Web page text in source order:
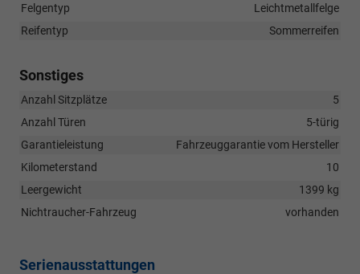
Felgentyp
Leichtmetallfelge
Reifentyp
Sommerreifen
Sonstiges
Anzahl Sitzplätze
5
Anzahl Türen
5-türig
Garantieleistung
Fahrzeuggarantie vom Hersteller
Kilometerstand
10
Leergewicht
1399 kg
Nichtraucher-Fahrzeug
vorhanden
Serienausstattungen